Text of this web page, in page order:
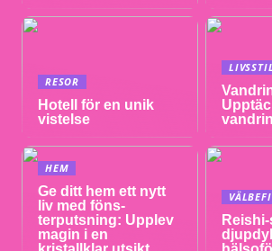
RESOR
Hotell för en unik
vistelse
LIVSSTIL
HEM
Ge ditt hem ett nytt
liv med föns-
terputsning: Upplev
magin i en